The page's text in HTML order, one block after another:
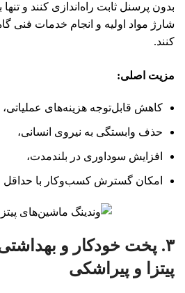
بدون پرسنل ثابت راه‌اندازی کنند و
شارژ مواد اولیه و انجام خدمات فنی
کنند.
مزیت اصلی:
کاهش قابل‌توجه هزینه‌های عملیاتی،
حذف وابستگی به نیروی انسانی،
افزایش سوداوری در بلندمدت،
امکان گسترش کسب‌وکار با حداقل
۳. پخت خودکار و
پیتزا و پیراشکی